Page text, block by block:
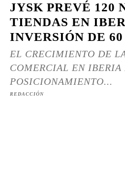
JYSK PREVÉ 120
TIENDAS EN
INVERSIÓN DE
EL CRECIMIENTO DE
COMERCIAL EN IBERIA
POSICIONAMIENTO...
REDACCIÓN